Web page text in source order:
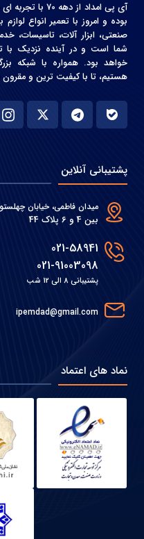
آی پی امداد از
بوده و امروز با تعمیر انواع
صنعتی، ابزار آلات، تاسیسات،
شما است و در آینده نزدیک با
خواهد بود. همواره با شبکه
هستیم، تا با کیفیت ترین و
پشتیبانی آنلاین
میدان فاطمی، خیابان
بین 4 و 6 پلاک 44
021-58941
021-91003098
پشتیبانی 8 الی 12 شب
ipemdad@gmail.com
نماد های اعتماد